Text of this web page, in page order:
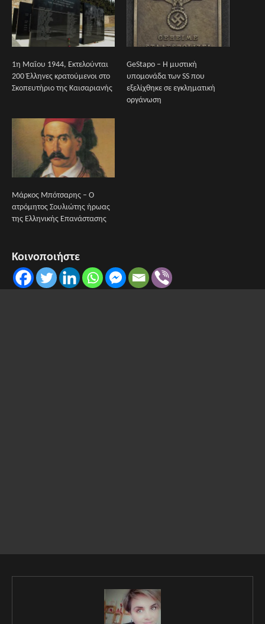
1η Μαΐου 1944, Εκτελούνται
200 Έλληνες κρατούμενοι στο
Σκοπευτήριο της Καισαριανής
GeStapo – Η μυστική
υπομονάδα των SS που
εξελίχθηκε σε εγκληματική
οργάνωση
Μάρκος Μπότσαρης – Ο
ατρόμητος Σουλιώτης ήρωας
της Ελληνικής Επανάστασης
Κοινοποιήστε